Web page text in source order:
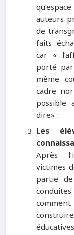
auteurs
de
faits
car «
porté
même
cadre
dire» :
Les
Après
victimes
partie